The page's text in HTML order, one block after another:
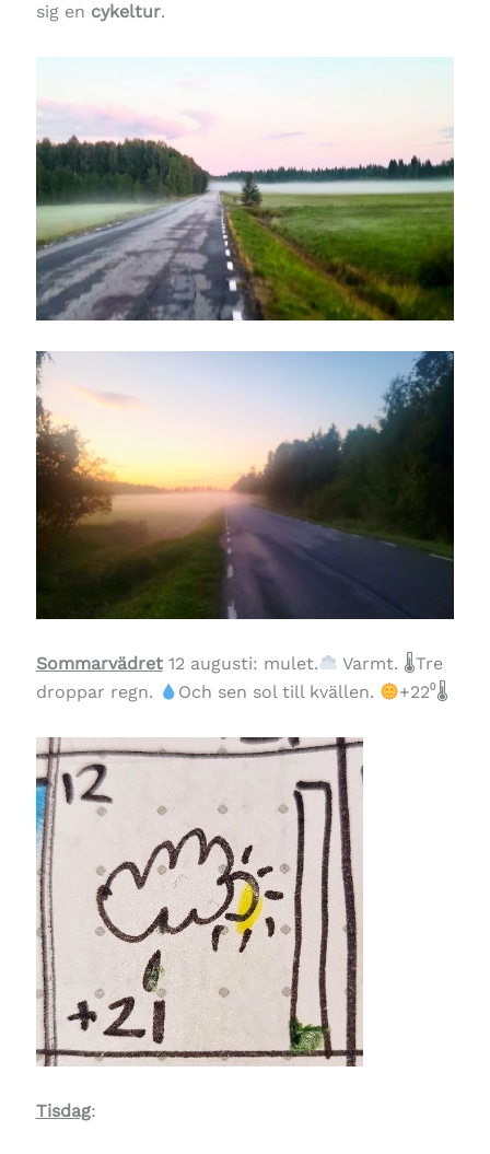
sig en cykeltur.
Sommarvädret12 augusti: mulet.
Varmt. 🌡Tre
droppar regn.
Och sen sol till kvällen. +22⁰🌡
Tisdag: